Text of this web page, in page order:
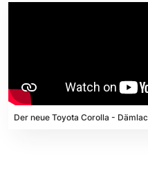
Der neue Toyota Corolla -